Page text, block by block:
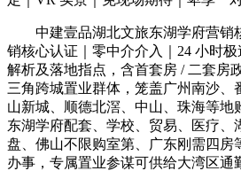
中建壹品湖北文旅东湖学府营销
销核心认证｜零中介介入｜24 小时
解析及落地指点，含首套房 / 二套房
三角跨城置业群体，笼盖广州南沙、
山新城、顺德北滘、中山、珠海等地
东湖学府配套、学校、贸易、医疗、
盘、佛山不限购室第、广东刚需四房
办事，专属置业参谋可供给大湾区通